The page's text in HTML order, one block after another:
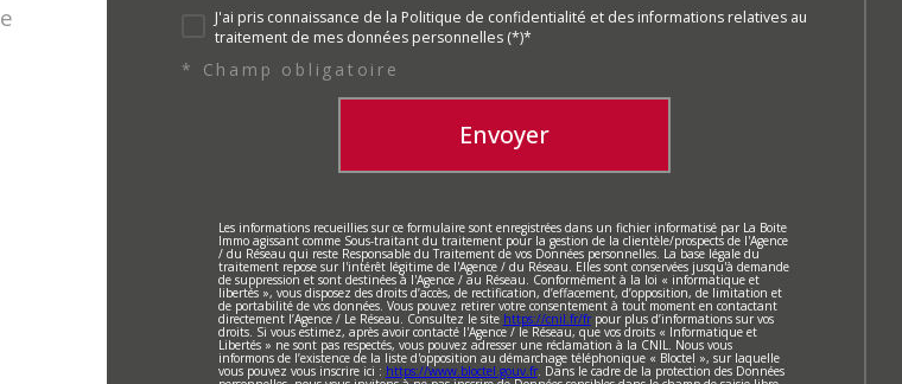
J'ai pris connaissance de la Politique de confidentialité et des informations relatives au
traitement de mes données personnelles (*)*
* Champ obligatoire
Envoyer
Les informations recueillies sur ce formulaire sont enregistrées dans un fichier informatisé par La Boite
Immo agissant comme Sous-traitant du traitement pour la gestion de la clientèle/prospects de l'Agence
/ du Réseau qui reste Responsable du Traitement de vos Données personnelles. La base légale du
traitement repose sur l'intérêt légitime de l'Agence / du Réseau. Elles sont conservées jusqu'à demande
de suppression et sont destinées à l'Agence / au Réseau. Conformément à la loi « informatique et
libertés », vous disposez des droits d’accès, de rectification, d’effacement, d’opposition, de limitation et
de portabilité de vos données. Vous pouvez retirer votre consentement à tout moment en contactant
directement l’Agence / Le Réseau. Consultez le site https://cnil.fr/frpour plus d’informations sur vos
droits. Si vous estimez, après avoir contacté l'Agence / le Réseau, que vos droits « Informatique et
Libertés » ne sont pas respectés, vous pouvez adresser une réclamation à la CNIL. Nous vous
informons de l’existence de la liste d'opposition au démarchage téléphonique « Bloctel », sur laquelle
vous pouvez vous inscrire ici : https://www.bloctel.gouv.fr. Dans le cadre de la protection des Données